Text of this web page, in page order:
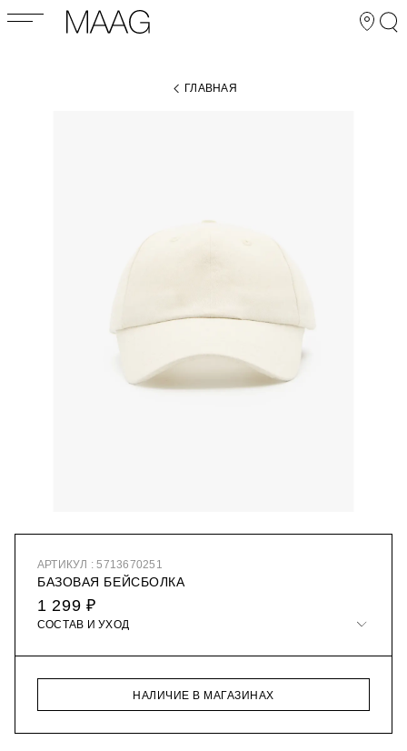
ГЛАВНАЯ
АРТИКУЛ : 5713670251
БАЗОВАЯ БЕЙСБОЛКА
1 299 ₽
СОСТАВ И УХОД
НАЛИЧИЕ В МАГАЗИНАХ